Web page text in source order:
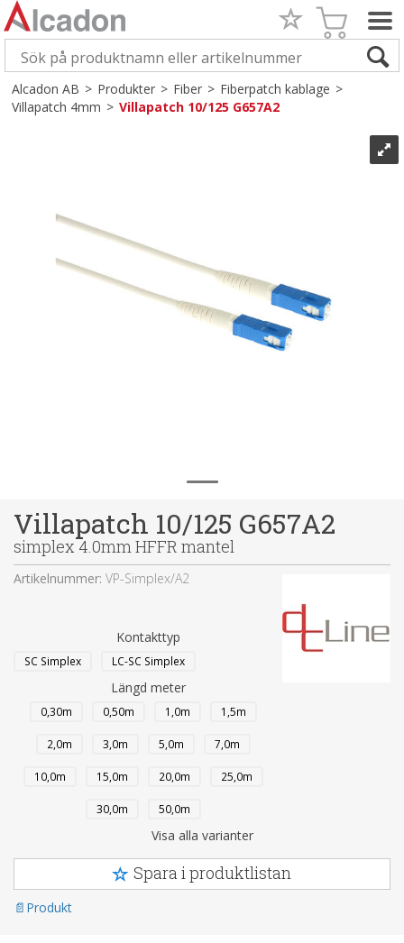
Alcadon AB>Produkter>Fiber>Fiberpatch kablage>
Villapatch 4mm>Villapatch 10/125 G657A2
Villapatch 10/125 G657A2
simplex 4.0mm HFFR mantel
Artikelnummer: VP-Simplex/A2
Kontakttyp
SC Simplex LC-SC Simplex
Längd meter
0,30m 0,50m 1,0m 1,5m
2,0m 3,0m 5,0m 7,0m
10,0m 15,0m 20,0m 25,0m
30,0m 50,0m
Visa alla varianter
Spara i produktlistan
Produkt